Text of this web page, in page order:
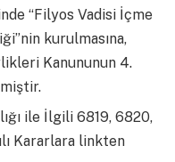
“Filyos Vadisi İçme
kurulmasına,
Kanununun 4.
ile İlgili 6819, 6820,
Kararlara linkten